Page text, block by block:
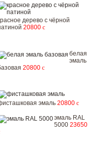
дерево с чёрной
20800 c
белая
эмаль
20800 c
эмаль 20800 c
эмаль RAL
5000 23650